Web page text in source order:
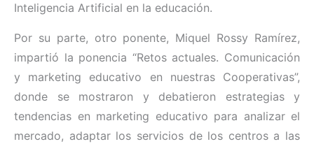
Inteligencia Artificial en la educación.
Por su parte, otro ponente, Miquel Rossy Ramírez,
impartió la ponencia “Retos actuales. Comunicación
y marketing educativo en nuestras Cooperativas”,
donde se mostraron y debatieron estrategias y
tendencias en marketing educativo para analizar el
mercado, adaptar los servicios de los centros a las